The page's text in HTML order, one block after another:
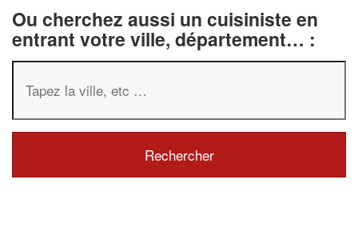
Ou cherchez aussi un cuisiniste en
entrant votre ville, département… :